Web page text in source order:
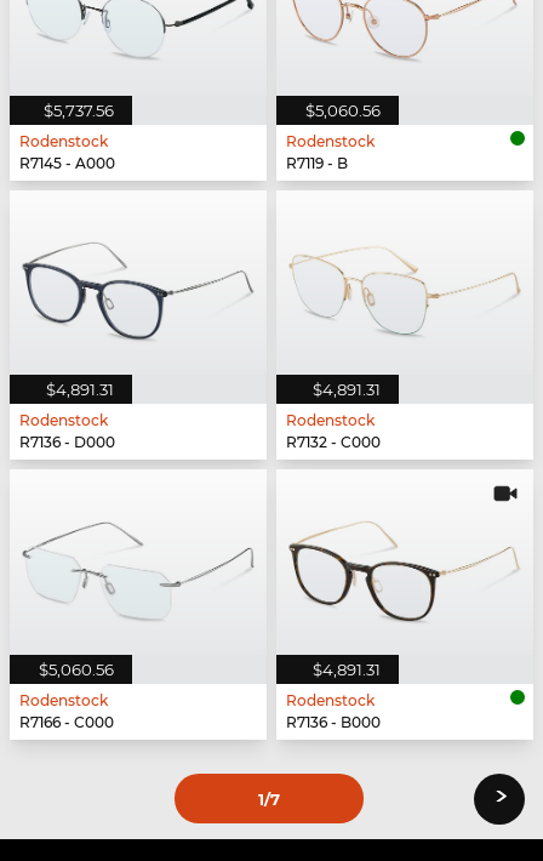
$5,737.56
Rodenstock
R7145 - A000
$5,060.56
Rodenstock
R7119 - B
$4,891.31
Rodenstock
R7136 - D000
$4,891.31
Rodenstock
R7132 - C000
$5,060.56
Rodenstock
R7166 - C000
$4,891.31
Rodenstock
R7136 - B000
1/7 ›